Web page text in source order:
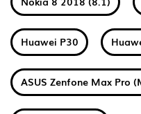
Huawei P30
ASUS Zenfone Max Pro